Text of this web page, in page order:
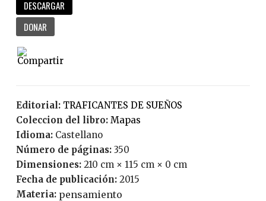
DESCARGAR
DONAR
Editorial:
TRAFICANTES DE SUEÑOS
Coleccion del libro:
Mapas
Idioma:
Castellano
Número de páginas: 350
Dimensiones: 210 cm × 115 cm × 0 cm
Fecha de publicación:
2015
Materia: pensamiento